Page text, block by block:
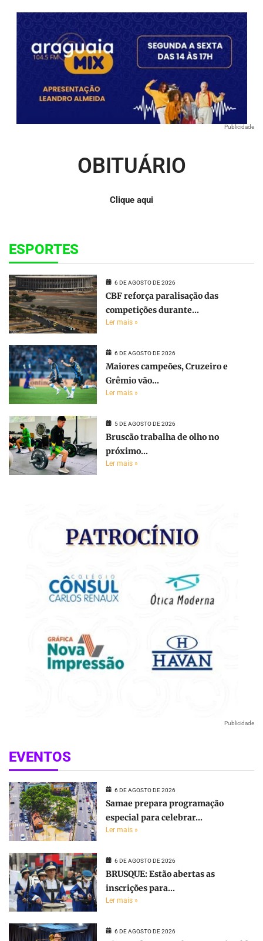
Publicidade
OBITUÁRIO
Clique aqui
ESPORTES
6 DE AGOSTO DE 2026
CBF reforça paralisação das
competições durante...
Ler mais »
6 DE AGOSTO DE 2026
Maiores campeões, Cruzeiro e
Grêmio vão...
Ler mais »
5 DE AGOSTO DE 2026
Bruscão trabalha de olho no
próximo...
Ler mais »
Publicidade
EVENTOS
6 DE AGOSTO DE 2026
Samae prepara programação
especial para celebrar...
Ler mais »
6 DE AGOSTO DE 2026
BRUSQUE: Estão abertas as
inscrições para...
Ler mais »
6 DE AGOSTO DE 2026